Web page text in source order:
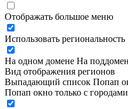
Отображать большое меню
Использовать региональность
На одном домене На
Вид отображения регионов
Выпадающий список Попап
Попап окно только с городами